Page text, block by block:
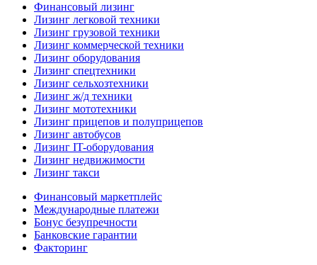
Финансовый лизинг
Лизинг легковой техники
Лизинг грузовой техники
Лизинг коммерческой техники
Лизинг оборудования
Лизинг спецтехники
Лизинг сельхозтехники
Лизинг ж/д техники
Лизинг мототехники
Лизинг прицепов и полуприцепов
Лизинг автобусов
Лизинг IT-оборудования
Лизинг недвижимости
Лизинг такси
Финансовый маркетплейс
Международные платежи
Бонус безупречности
Банковские гарантии
Факторинг